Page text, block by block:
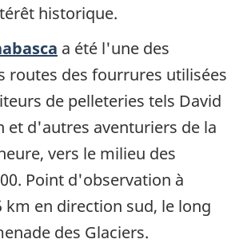
historique.
a été l'une des
routes des fourrures utilisées
de pelleteries tels David
et d'autres aventuriers de la
vers le milieu des
Point d'observation à
km en direction sud, le long
des Glaciers.